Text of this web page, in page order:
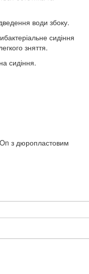
води збоку.
сидіння
зняття.
сидіння.
з дюропластовим